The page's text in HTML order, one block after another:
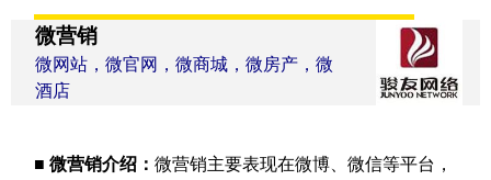
微营销
微网站，微官网，微商城，微房产，微
酒店
■ 微营销介绍：微营销主要表现在微博、微信等平台，